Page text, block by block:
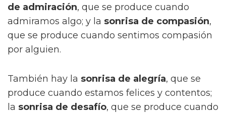
de admiración, que se produce cuando
admiramos algo; y la sonrisa de compasión,
que se produce cuando sentimos compasión
por alguien.
También hay la sonrisa de alegría, que se
produce cuando estamos felices y contentos;
la sonrisa de desafío, que se produce cuando